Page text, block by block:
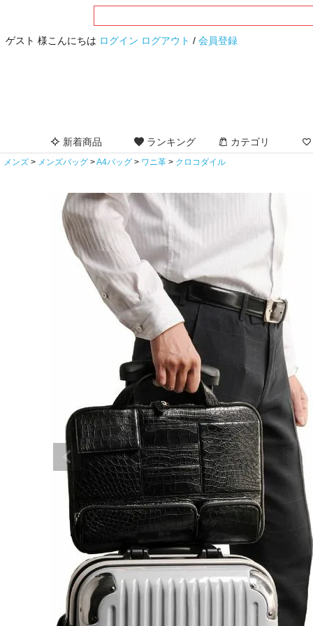
ゲスト 様こんにちは ログイン ログアウト / 会員登録
新着商品 ランキング カテゴリ
メンズ メンズバッグ A4バッグ ワニ革 クロコダイル